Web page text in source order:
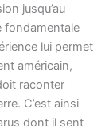
jusqu’au
fondamentale
lui permet
américain,
raconter
C’est ainsi
dont il sent